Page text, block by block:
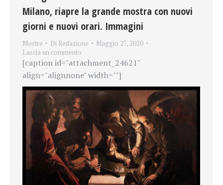
Milano, riapre la grande mostra con nuovi
giorni e nuovi orari. Immagini
Mostre Di Redazione
Maggio 27, 2020
Lascia un commento
[caption id="attachment_24621"
align="alignnone" width=""]